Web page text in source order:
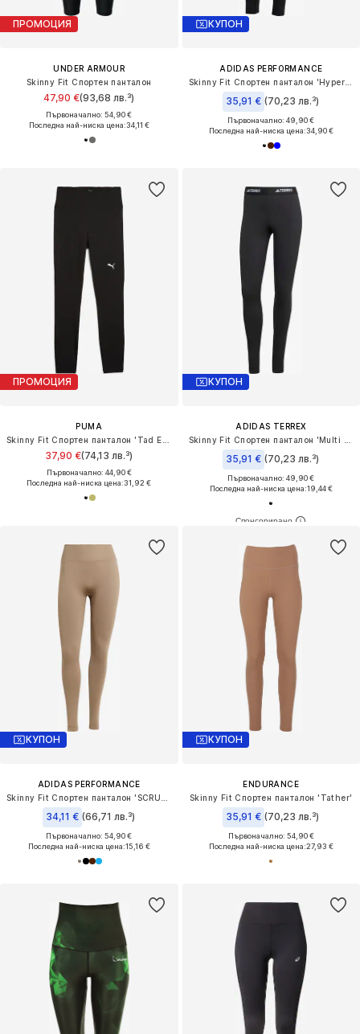
ПРОМОЦИЯ
UNDER ARMOUR
Skinny Fit Спортен панталон
47,90 €(93,68 лв.³)
Първоначално: 54,90 €
Последна най-ниска цена:34,11 €
КУПОН
ADIDAS PERFORMANCE
35,91 € (70,23 лв.³)
Първоначално: 49,90 €
Последна най-ниска цена:34,90 €
ПРОМОЦИЯ
PUMA
37,90 €(74,13 лв.³)
Първоначално: 44,90 €
Последна най-ниска цена:31,92 €
КУПОН
ADIDAS TERREX
35,91 € (70,23 лв.³)
Първоначално: 49,90 €
Последна най-ниска цена:19,44 €
КУПОН
ADIDAS PERFORMANCE
34,11 € (66,71 лв.³)
Първоначално: 54,90 €
Последна най-ниска цена:15,16 €
КУПОН
ENDURANCE
Skinny Fit Спортен панталон 'Tather'
35,91 € (70,23 лв.³)
Първоначално: 54,90 €
Последна най-ниска цена:27,93 €